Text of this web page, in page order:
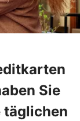
Sie
täglichen